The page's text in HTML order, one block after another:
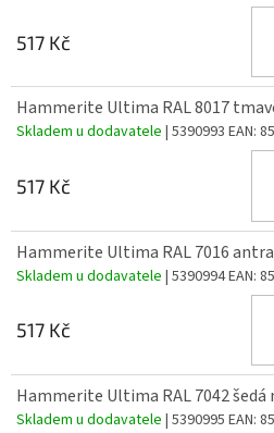
517 Kč
Hammerite Ultima RAL 8017
Skladem u dodavatele | 5390993 EAN:
517 Kč
Hammerite Ultima RAL 7016
Skladem u dodavatele | 5390994EAN:
517 Kč
Hammerite Ultima RAL 7042 šedá
Skladem u dodavatele | 5390995 EAN: